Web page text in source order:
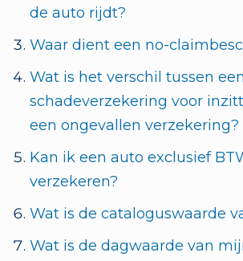
de auto rijdt?
Waar dient een no-
Wat is het verschil tussen een
schadeverzekering voor
een ongevallen verzekering?
Kan ik een auto exclusief
verzekeren?
Wat is de cataloguswaarde
Wat is de dagwaarde van